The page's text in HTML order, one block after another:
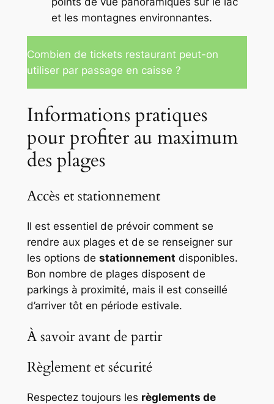
et les montagnes environnantes.
Combien de tickets restaurant peut-on
utiliser par passage en caisse ?
Informations pratiques
pour profiter au maximum
des plages
Accès et stationnement
Il est essentiel de prévoir comment se
rendre aux plages et de se renseigner sur
les options de stationnement disponibles.
Bon nombre de plages disposent de
parkings à proximité, mais il est conseillé
d’arriver tôt en période estivale.
À savoir avant de partir
Règlement et sécurité
Respectez toujours les règlements de